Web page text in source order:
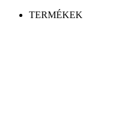
TERMÉKEK